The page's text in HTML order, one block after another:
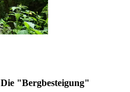
Die "Bergbesteigung"